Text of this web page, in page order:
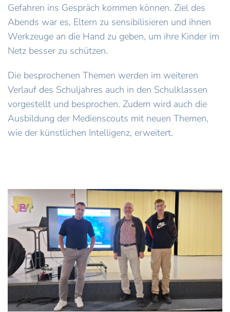
Gefahren ins Gespräch kommen können. Ziel des
Abends war es, Eltern zu sensibilisieren und ihnen
Werkzeuge an die Hand zu geben, um ihre Kinder im
Netz besser zu schützen.
Die besprochenen Themen werden im weiteren
Verlauf des Schuljahres auch in den Schulklassen
vorgestellt und besprochen. Zudem wird auch die
Ausbildung der Medienscouts mit neuen Themen,
wie der künstlichen Intelligenz, erweitert.